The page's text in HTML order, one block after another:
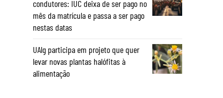
condutores: IUC deixa de ser pago no
mês da matrícula e passa a ser pago
nestas datas
UAlg participa em projeto que quer
levar novas plantas halófitas à
alimentação